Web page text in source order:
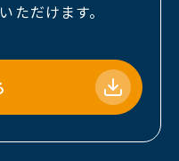
ただけます。